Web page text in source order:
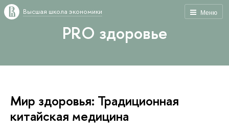
Меню
Высшая школа экономики
PRO здоровье
Мир здоровья: Традиционная
китайская медицина